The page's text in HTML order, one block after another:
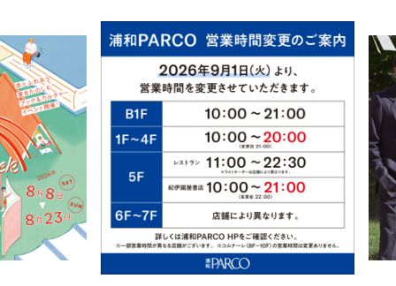
ニュース
レストラン・カフェ
TAX FREE
PARCOメンバーズ
JP
한국어
ภาษาไทย
日本語